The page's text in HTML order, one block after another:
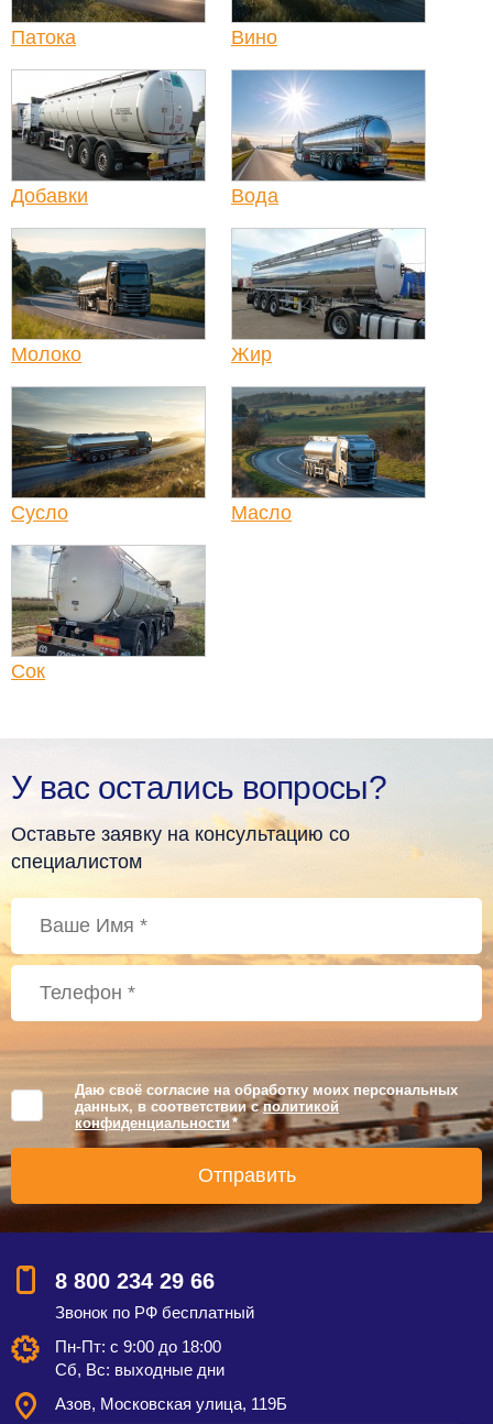
Патока Вино
Добавки Вода
Молоко Жир
Сусло Масло
Сок
У вас остались вопросы?
Оставьте заявку на консультацию со
специалистом
Даю своё согласие на обработку моих персональных
данных, в соответствии сполитикой
конфиденциальности *
8 800 234 29 66
Звонок по РФ бесплатный
Пн-Пт: с 9:00 до 18:00
Сб, Вс: выходные дни
Азов, Московская улица, 119Б